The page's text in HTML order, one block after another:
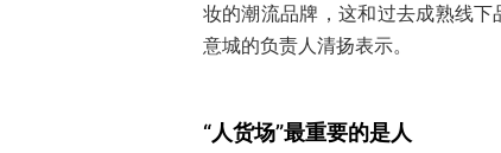
妆的潮流品牌，这和过去成熟线
意城的负责人清扬表示。
“人货场”最重要的是人